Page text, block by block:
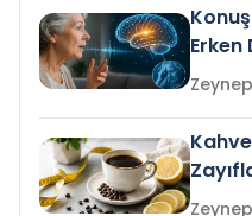
Erken
mi?